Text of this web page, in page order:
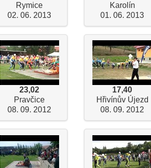
Rymice
02. 06. 2013
Karolín
01. 06. 2013
23,02
Pravčice
08. 09. 2012
17,40
Hřivínův Újezd
08. 09. 2012